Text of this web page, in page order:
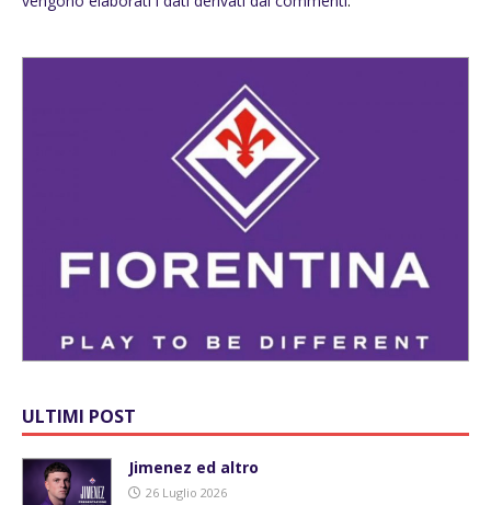
ULTIMI POST
Jimenez ed altro
26 Luglio 2026